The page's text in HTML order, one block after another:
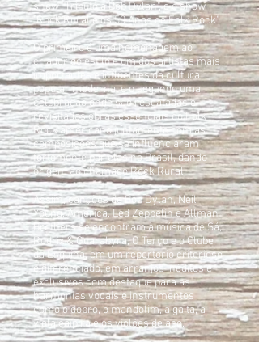
show "Tributo a Bob Dylan", e o show
"Rock Rural e os 50 Anos de Folk Rock".
O primeiro é uma homenagem ao
criador do estilo e um dos artistas mais
importantes e influentes da cultura
popular moderna, e o segundo uma
celebração onde são resgatadas e
revisitadas obras essenciais do Folk
Rock americano juntamente com as
composições que se influenciaram
fortemente por elas no Brasil, dando
origem ao chamado Rock Rural.
Assim, canções de Bob Dylan, Neil
Young, America, Led Zeppelin e Allman
Brothers se encontram à música de Sá,
Rodrix & Guarabyra, O Terço e o Clube
da Esquina, em um repertório criterioso
e diferenciado, em arranjos inéditos e
exclusivos com destaque para as
harmonias vocais e instrumentos
como o dobro, o mandolim, a gaita, a
viola caipira e os violões de aço.